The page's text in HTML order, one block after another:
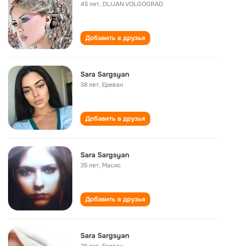
45 лет, DLIJAN VOLGOGRAD
Добавить в друзья
Sara Sargsyan
38 лет, Ереван
Добавить в друзья
Sara Sargsyan
35 лет, Масис
Добавить в друзья
Sara Sargsyan